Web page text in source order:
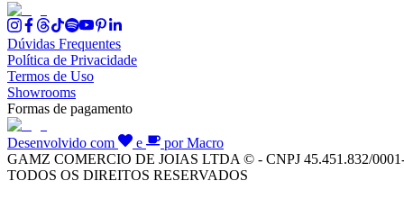
Dúvidas Frequentes
Política de Privacidade
Termos de Uso
Showrooms
Formas de pagamento
Desenvolvido com e
por Macro
GAMZ COMERCIO DE JOIAS LTDA © - CNPJ 45.451.832/
TODOS OS DIREITOS RESERVADOS